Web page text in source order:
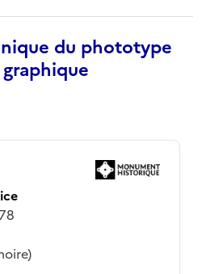
du phototype